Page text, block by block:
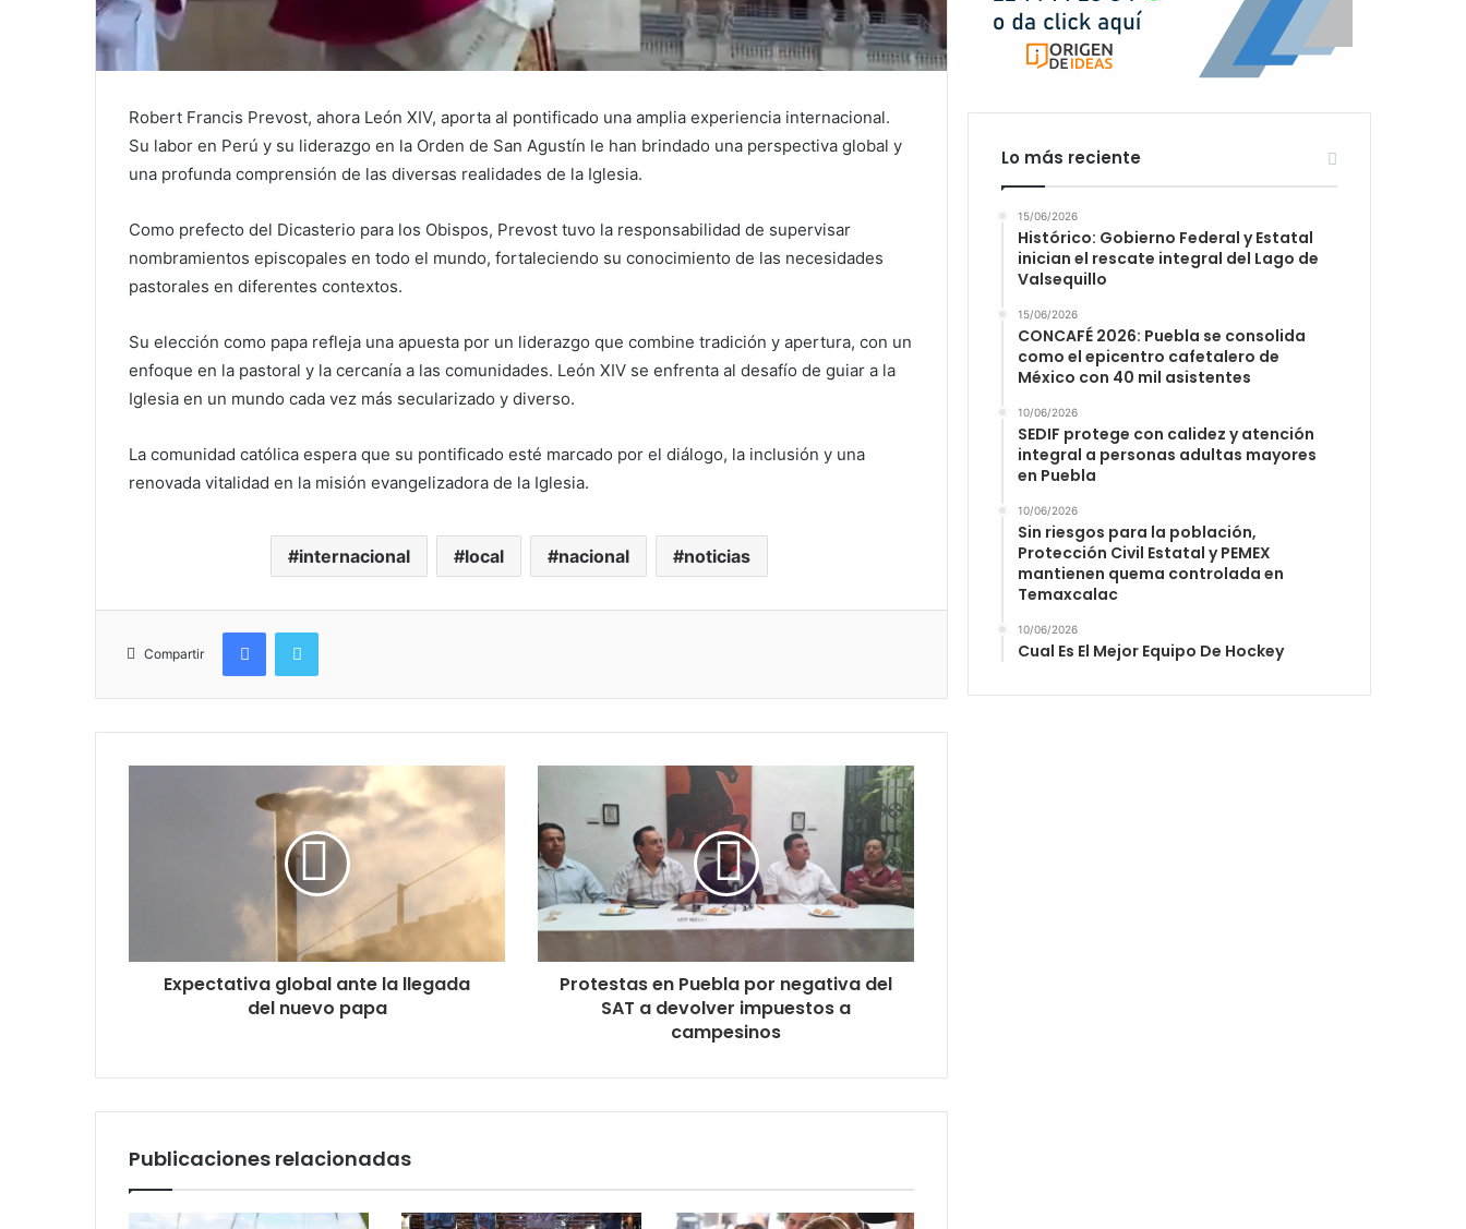
Robert Francis Prevost, ahora León XIV, aporta al pontificado una amplia experiencia internacional.
Su labor en Perú y su liderazgo en la Orden de San Agustín le han brindado una perspectiva global y
una profunda comprensión de las diversas realidades de la Iglesia.
Como prefecto del Dicasterio para los Obispos, Prevost tuvo la responsabilidad de supervisar
nombramientos episcopales en todo el mundo, fortaleciendo su conocimiento de las necesidades
pastorales en diferentes contextos.
Su elección como papa refleja una apuesta por un liderazgo que combine tradición y apertura, con un
enfoque en la pastoral y la cercanía a las comunidades. León XIV se enfrenta al desafío de guiar a la
Iglesia en un mundo cada vez más secularizado y diverso.
La comunidad católica espera que su pontificado esté marcado por el diálogo, la inclusión y una
renovada vitalidad en la misión evangelizadora de la Iglesia.
internacional local nacional noticias
Compartir
FacebookTwitter
Expectativa global ante la llegada
del nuevo papa
Protestas en Puebla por negativa del
SAT a devolver impuestos a
campesinos
Publicaciones relacionadas
Lo más reciente
15/06/2026
Histórico: Gobierno Federal y Estatal
inician el rescate integral del Lago de
Valsequillo
15/06/2026
CONCAFÉ 2026: Puebla se consolida
como el epicentro cafetalero de
México con 40 mil asistentes
10/06/2026
SEDIF protege con calidez y atención
integral a personas adultas mayores
en Puebla
10/06/2026
Sin riesgos para la población,
Protección Civil Estatal y PEMEX
mantienen quema controlada en
Temaxcalac
10/06/2026
Cual Es El Mejor Equipo De Hockey